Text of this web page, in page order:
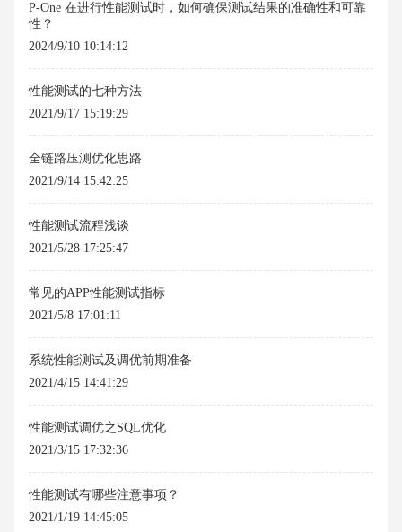
P-One 在进行性能测试时，如何确保测试结果的准确性和可靠
性？
2024/9/10 10:14:12
性能测试的七种方法
2021/9/17 15:19:29
全链路压测优化思路
2021/9/14 15:42:25
性能测试流程浅谈
2021/5/28 17:25:47
常见的APP性能测试指标
2021/5/8 17:01:11
系统性能测试及调优前期准备
2021/4/15 14:41:29
性能测试调优之SQL优化
2021/3/15 17:32:36
性能测试有哪些注意事项？
2021/1/19 14:45:05